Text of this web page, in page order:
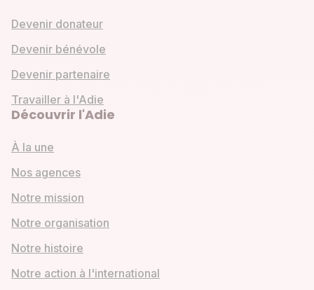
Devenir donateur
Devenir bénévole
Devenir partenaire
Travailler à l'Adie
Découvrir l'Adie
À la une
Nos agences
Notre mission
Notre organisation
Notre histoire
Notre action à l'international